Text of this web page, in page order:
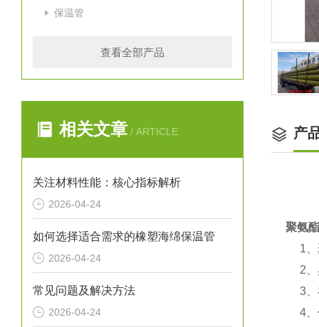
保温管
查看全部产品
相关文章 / ARTICLE
关注材料性能：核心指标解析
2026-04-24
如何选择适合需求的橡塑海绵保温管
2026-04-24
常见问题及解决方法
2026-04-24
产
聚氨
1、
2、
3、
4、